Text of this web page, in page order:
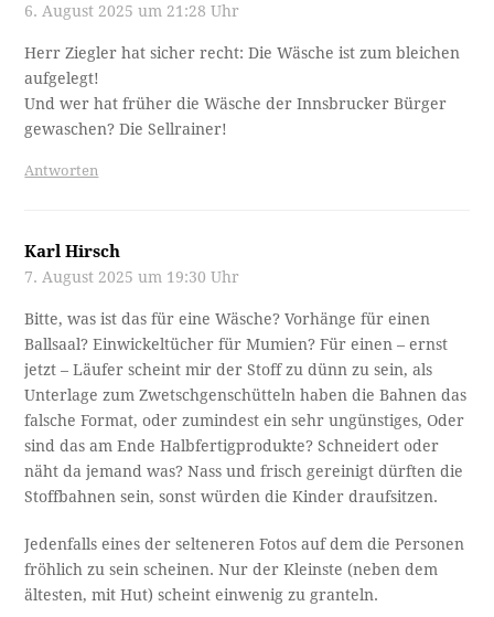
6. August 2025 um 21:28 Uhr
Herr Ziegler hat sicher recht: Die Wäsche ist zum bleichen
aufgelegt!
Und wer hat früher die Wäsche der Innsbrucker Bürger
gewaschen? Die Sellrainer!
Antworten
Karl Hirsch
7. August 2025 um 19:30 Uhr
Bitte, was ist das für eine Wäsche? Vorhänge für einen
Ballsaal? Einwickeltücher für Mumien? Für einen – ernst
jetzt – Läufer scheint mir der Stoff zu dünn zu sein, als
Unterlage zum Zwetschgenschütteln haben die Bahnen das
falsche Format, oder zumindest ein sehr ungünstiges, Oder
sind das am Ende Halbfertigprodukte? Schneidert oder
näht da jemand was? Nass und frisch gereinigt dürften die
Stoffbahnen sein, sonst würden die Kinder draufsitzen.
Jedenfalls eines der selteneren Fotos auf dem die Personen
fröhlich zu sein scheinen. Nur der Kleinste (neben dem
ältesten, mit Hut) scheint einwenig zu granteln.